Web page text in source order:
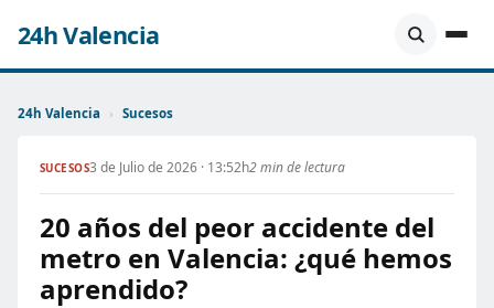
24h Valencia
24h Valencia › Sucesos
SUCESOS3 de Julio de 2026 · 13:52h2 min de lectura
20 años del peor accidente del
metro en Valencia: ¿qué hemos
aprendido?